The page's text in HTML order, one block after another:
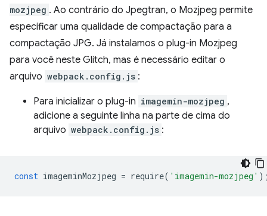
mozjpeg . Ao contrário do Jpegtran, o Mozjpeg permite
especificar uma qualidade de compactação para a
compactação JPG. Já instalamos o plug-in Mozjpeg
para você neste Glitch, mas é necessário editar o
arquivo webpack.config.js :
Para inicializar o plug-in imagemin-mozjpeg ,
adicione a seguinte linha na parte de cima do
arquivo webpack.config.js :
const imageminMozjpeg = require( 'imagemin-mozjpeg'